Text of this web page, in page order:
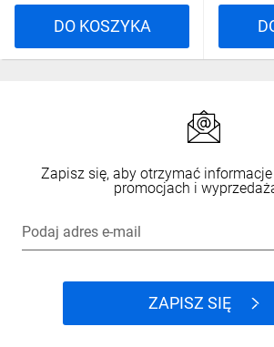
DO KOSZYKA
Zapisz się, aby otrzymać
promocjach i
Podaj adres e-mail
ZAPISZ SIĘ